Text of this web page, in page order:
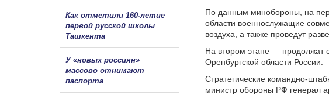
По данным минобороны, на
области военнослужащие
воздуха, а также проведут
На втором этапе — продолжат
Оренбургской области России.
Стратегические командно-
министр обороны РФ генерал
Как отметили 160-летие
первой русской школы
Ташкента
У «новых россиян»
массово отнимают
паспорта